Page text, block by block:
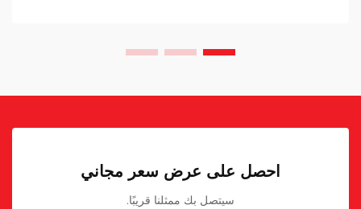
احصل على عرض سعر مجاني
سيتصل بك ممثلنا قريبًا.